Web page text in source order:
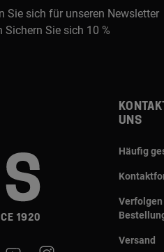
Sie sich für unseren Newsletter
Sichern Sie sich 10 %
1920
uns
Häufig
Verfolgen
Versand